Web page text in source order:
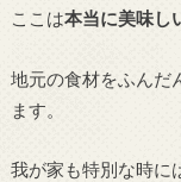
ここは本当に美味し
地元の食材をふんだ
ます。
我が家も特別な時に